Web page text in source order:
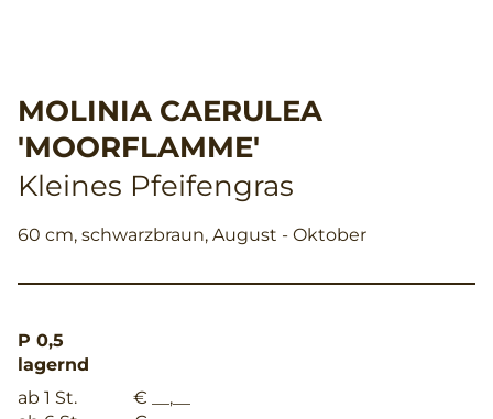
MOLINIA CAERULEA
'MOORFLAMME'
Kleines Pfeifengras
60 cm, schwarzbraun, August - Oktober
P 0,5
lagernd
ab 1 St.
€ __,__